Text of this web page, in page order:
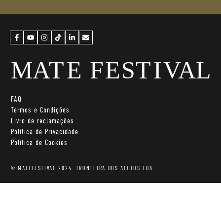
FAQ
Termos e Condições
Livro de reclamações
Política de Privacidade
Política de Cookies
© MATEFESTIVAL 2024. FRONTEIRA DOS AFETOS LDA